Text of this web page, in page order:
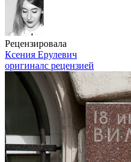
Рецензировала
Ксения Ерулевич
оригиналс рецензией